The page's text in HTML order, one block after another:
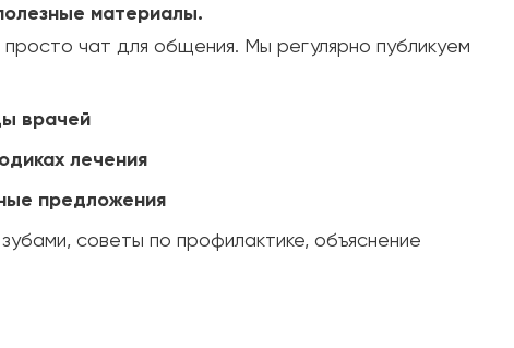
материалы.
чат для общения. Мы регулярно публикуем
врачей
лечения
предложения
советы по профилактике, объяснение